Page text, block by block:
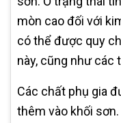
mòn cao đối với
có thể được quy
này, cũng như các
Các chất phụ gia
thêm vào khối